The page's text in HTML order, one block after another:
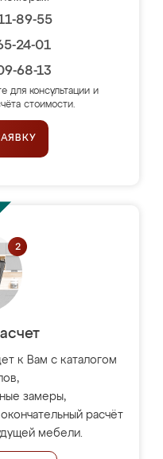
89-55
24-01
68-13
для консультации и
стоимости.
к Вам с каталогом
замеры,
расчёт
мебели.